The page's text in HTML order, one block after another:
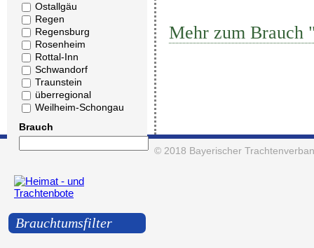
Ostallgäu
Regen
Regensburg
Rosenheim
Rottal-Inn
Schwandorf
Traunstein
überregional
Weilheim-Schongau
Brauch
Brauchtumsfilter
Mehr zum Brauch
© 2018 Bayerischer